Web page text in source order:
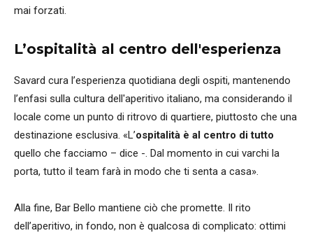
mai forzati.
L’ospitalità al centro dell'esperienza
Savard cura l’esperienza quotidiana degli ospiti, mantenendo
l’enfasi sulla cultura dell'aperitivo italiano, ma considerando il
locale come un punto di ritrovo di quartiere, piuttosto che una
destinazione esclusiva. «L’ospitalità è al centro di tutto
quello che facciamo – dice -. Dal momento in cui varchi la
porta, tutto il team farà in modo che ti senta a casa».
Alla fine, Bar Bello mantiene ciò che promette. Il rito
dell’aperitivo, in fondo, non è qualcosa di complicato: ottimi